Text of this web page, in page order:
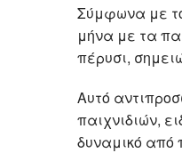
Σύμφωνα με
μήνα με τα
πέρυσι,
Αυτό
παιχνιδιών,
δυναμικό από